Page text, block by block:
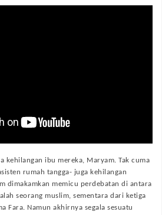
kehilangan ibu mereka, Maryam. Tak cuma
rumah tangga- juga kehilangan
dimakamkan memicu perdebatan di antara
seorang muslim, sementara dari ketiga
Fara. Namun akhirnya segala sesuatu